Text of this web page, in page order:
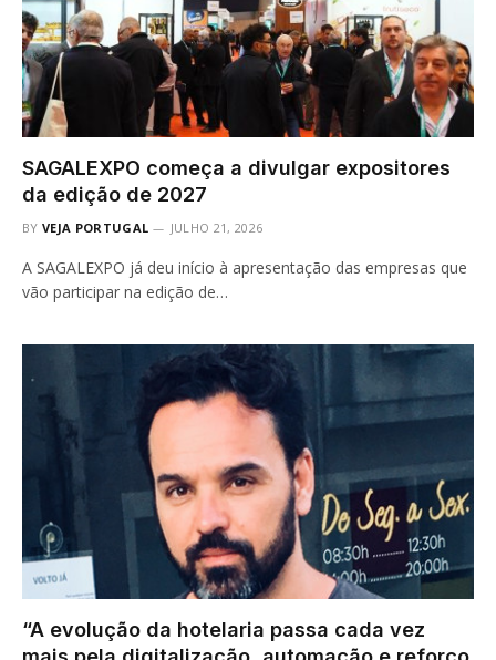
SAGALEXPO começa a divulgar expositores
da edição de 2027
BY VEJA PORTUGAL JULHO 21, 2026
A SAGALEXPO já deu início à apresentação das empresas que
vão participar na edição de…
“A evolução da hotelaria passa cada vez